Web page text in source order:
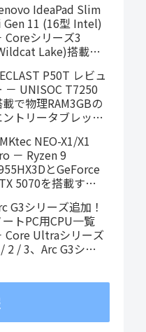
ング中IdeaPad Slim
Gen 11 (16型 Intel)
Coreシリーズ3
Lake)搭載の
ート
P50T レビュ
－ UNISOC T7250
で物理RAM3GBの
ントリータブレッ
リ NEO-X1/X1
－ Ryzen 9
とGeForce
5070を搭載する
」PCが近日
G3シリーズ追加！
ートPC用CPU一覧
Core Ultraシリーズ
2 / 3、Arc G3シリ